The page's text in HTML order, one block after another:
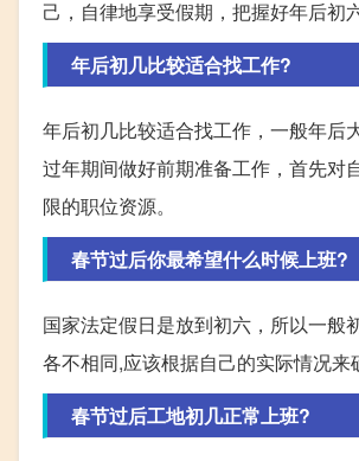
己，自律地享受假期，把握好年后初
年后初几比较适合找工作?
年后初几比较适合找工作，一般年后
过年期间做好前期准备工作，首先对
限的职位资源。
春节过后你最希望什么时候上班?
国家法定假日是放到初六，所以一般
各不相同,应该根据自己的实际情况来
春节过后工地初几正常上班?